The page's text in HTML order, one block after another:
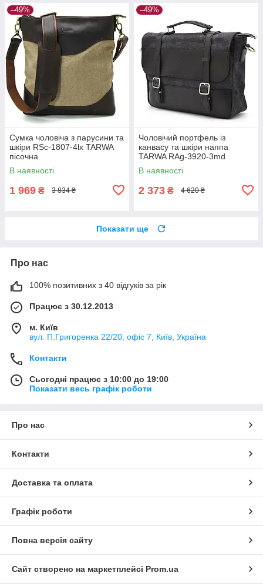
–49%
Сумка чоловіча з парусини та
шкіри RSc-1807-4lx TARWA
пісочна
В наявності
1 969 ₴ 3 834 ₴
–49%
Чоловічий портфель із
канвасу та шкіри наппа
TARWA RAg-3920-3md
В наявності
2 373 ₴ 4 620 ₴
Показати ще
Про нас
100% позитивних з 40 відгуків за рік
Працює з 30.12.2013
м. Київ
вул. П.Григоренка 22/20, офіс 7, Київ, Україна
Контакти
Сьогодні працює з 10:00 до 19:00
Показати весь графік роботи
Про нас
Контакти
Доставка та оплата
Графік роботи
Повна версія сайту
Сайт створено на маркетплейсі Prom.ua